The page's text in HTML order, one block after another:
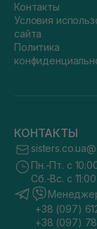
Контакты
Условия
сайта
Политика
КОНТАКТЫ
Пн.-Пт. с
Сб.-Вс. с
+38 (097)
+38 (097)